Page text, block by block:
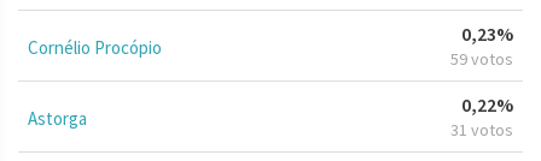
Cornélio Procópio
0,23%
59 votos
Astorga
0,22%
31 votos